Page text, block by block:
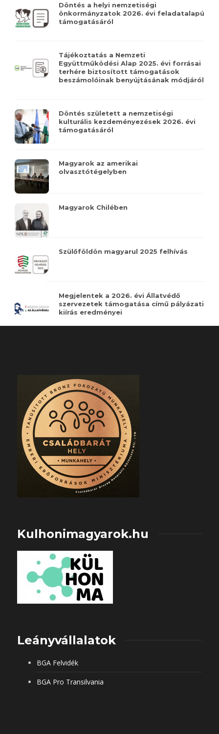
Döntés a helyi nemzetiségi
önkormányzatok 2026. évi feladatalapú
támogatásáról
Tájékoztatás a Nemzeti
Együttműködési Alap 2025. évi forrásai
terhére biztosított támogatások
beszámolóinak benyújtásának módjáról
Döntés született a nemzetiségi
kulturális kezdeményezések 2026. évi
támogatásáról
Magyarok az amerikai
olvasztótégelyben
Magyarok Chilében
Szülőföldön magyarul 2025 felhívás
Megjelentek a 2026. évi Állatvédő
szervezetek támogatása című pályázati
kiírás eredményei
Kulhonimagyarok.hu
Leányvállalatok
BGA Felvidék
BGA Pro Transilvania